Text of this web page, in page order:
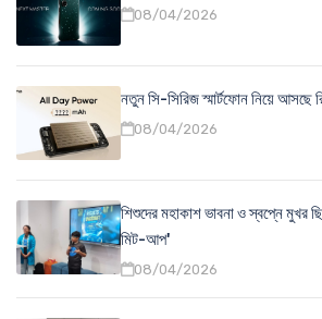
08/04/2026
নতুন সি-সিরিজ স্মার্টফোন নিয়ে আসছে
08/04/2026
শিশুদের মহাকাশ ভাবনা ও স্বপ্নে মুখর
মিট-আপ'
08/04/2026